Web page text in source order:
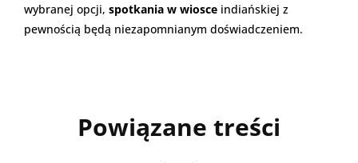
wybranej opcji, spotkania w wiosce indiańskiej z
pewnością będą niezapomnianym doświadczeniem.
Powiązane treści